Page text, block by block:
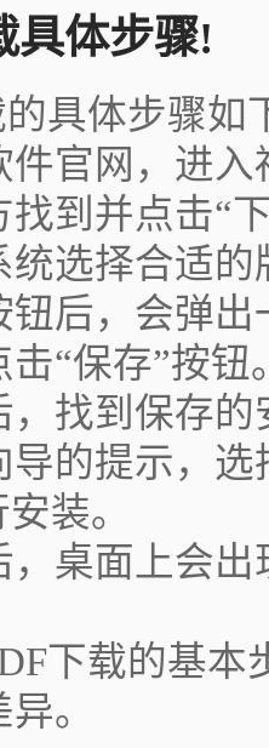
具体步骤!
具体步骤如
件官网，进
找到并点击“
统选择合适
钮后，会弹
“保存”按钮
，找到保存
导的提示，
装。
，桌面上会
下载的基
。